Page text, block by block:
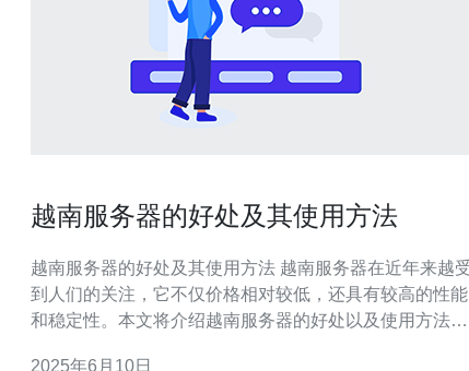
越南服务器的好处及其使用方法
越南服务器的好处及其使用方法 越南服务器在近年来越受
到人们的关注，它不仅价格相对较低，还具有较高的性能
和稳定性。本文将介绍越南服务器的好处以及使用方法，
2025年6月10日